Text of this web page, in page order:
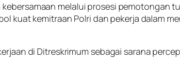
melalui prosesi pemotongan
kuat kemitraan Polri dan pekerja dalam
di Ditreskrimum sebagai sarana